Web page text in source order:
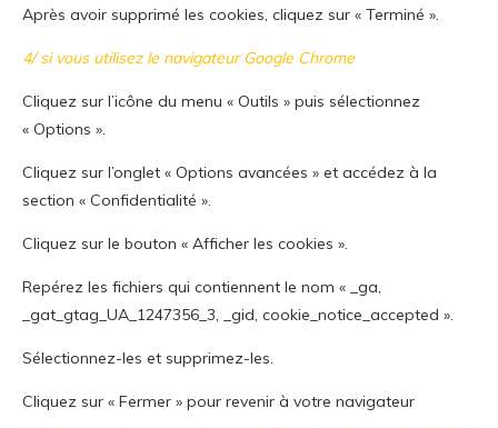
Après avoir supprimé les cookies, cliquez sur « Terminé ».
4/ si vous utilisez le navigateur Google Chrome
Cliquez sur l’icône du menu « Outils » puis sélectionnez
« Options ».
Cliquez sur l’onglet « Options avancées » et accédez à la
section « Confidentialité ».
Cliquez sur le bouton « Afficher les cookies ».
Repérez les fichiers qui contiennent le nom « _ga,
_gat_gtag_UA_1247356_3, _gid, cookie_notice_accepted ».
Sélectionnez-les et supprimez-les.
Cliquez sur « Fermer » pour revenir à votre navigateur